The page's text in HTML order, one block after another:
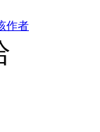
作者